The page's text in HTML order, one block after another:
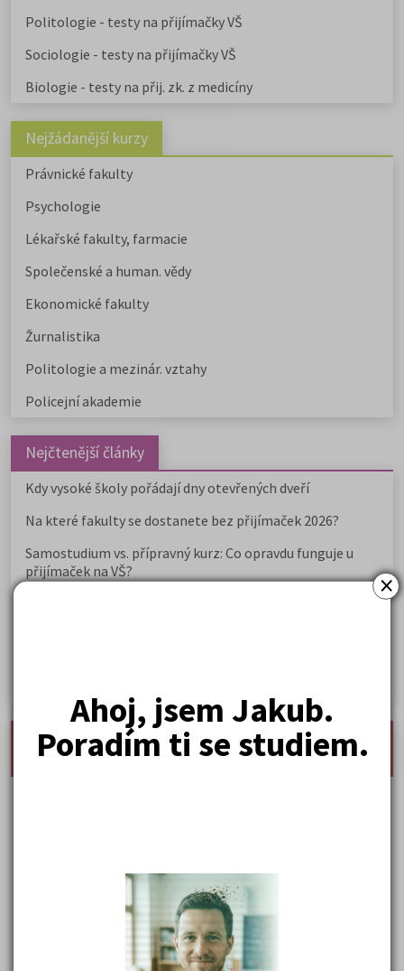
×
Ahoj, jsem Jakub.
Poradím ti se studiem.
Politologie - testy na přijímačky VŠ
Sociologie - testy na přijímačky VŠ
Biologie - testy na přij. zk. z medicíny
Nejžádanější kurzy
Právnické fakulty
Psychologie
Lékařské fakulty, farmacie
Společenské a human. vědy
Ekonomické fakulty
Žurnalistika
Politologie a mezinár. vztahy
Policejní akademie
Nejčtenější články
Kdy vysoké školy pořádají dny otevřených dveří
Na které fakulty se dostanete bez přijímaček 2026?
Samostudium vs. přípravný kurz: Co opravdu funguje u
přijímaček na VŠ?
nejnovější seminárky, maturitní otázky a čtenářsky
deník
Důležité reakce organických sloučenin a jejich význam
Zákonitosti v elektronové struktuře
Základní charakteristiky obyvatelstva a geografie sídel